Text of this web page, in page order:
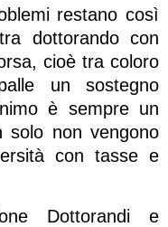
restano così
dottorando con
cioè tra coloro
un sostegno
è sempre un
solo non vengono
con tasse e
Dottorandi e